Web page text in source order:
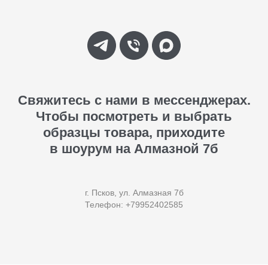
Свяжитесь с нами в мессенджерах.
Чтобы посмотреть и выбрать
образцы товара, приходите
в шоурум на Алмазной 7б
г. Псков, ул. Алмазная 7б
Телефон: +79952402585